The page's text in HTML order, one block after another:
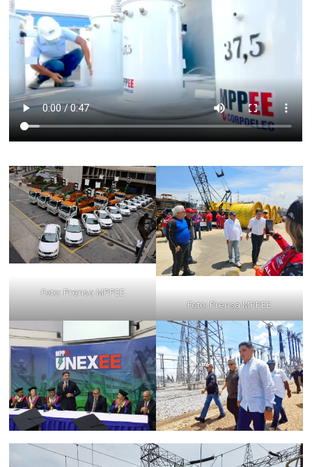
Foto: Prensa MPPEE
Foto: Prensa MPPEE